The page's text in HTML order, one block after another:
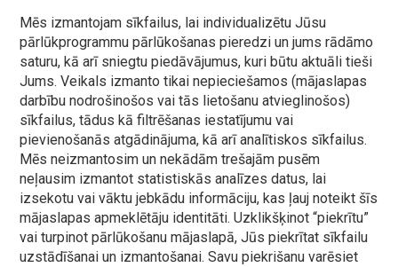
Mēs izmantojam sīkfailus, lai individualizētu Jūsu
pārlūkprogrammu pārlūkošanas pieredzi un jums rādāmo
saturu, kā arī sniegtu piedāvājumus, kuri būtu aktuāli tieši
Jums. Veikals izmanto tikai nepieciešamos (mājaslapas
darbību nodrošinošos vai tās lietošanu atvieglinošos)
sīkfailus, tādus kā filtrēšanas iestatījumu vai
pievienošanās atgādinājuma, kā arī analītiskos sīkfailus.
Mēs neizmantosim un nekādām trešajām pusēm
neļausim izmantot statistiskās analīzes datus, lai
izsekotu vai vāktu jebkādu informāciju, kas ļauj noteikt šīs
mājaslapas apmeklētāju identitāti. Uzklikšķinot “piekrītu”
vai turpinot pārlūkošanu mājaslapā, Jūs piekrītat sīkfailu
uzstādīšanai un izmantošanai. Savu piekrišanu varēsiet